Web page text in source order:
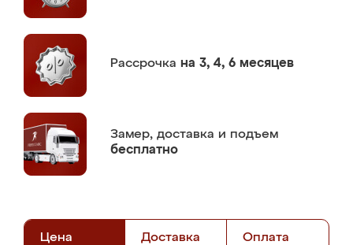
Рассрочка на 3, 4, 6 месяцев
Замер, доставка и подъем
бесплатно
Цена Доставка Оплата